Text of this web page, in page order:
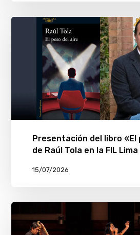
Presentación del libro «El
de Raúl Tola en la FIL Lima
15/07/2026